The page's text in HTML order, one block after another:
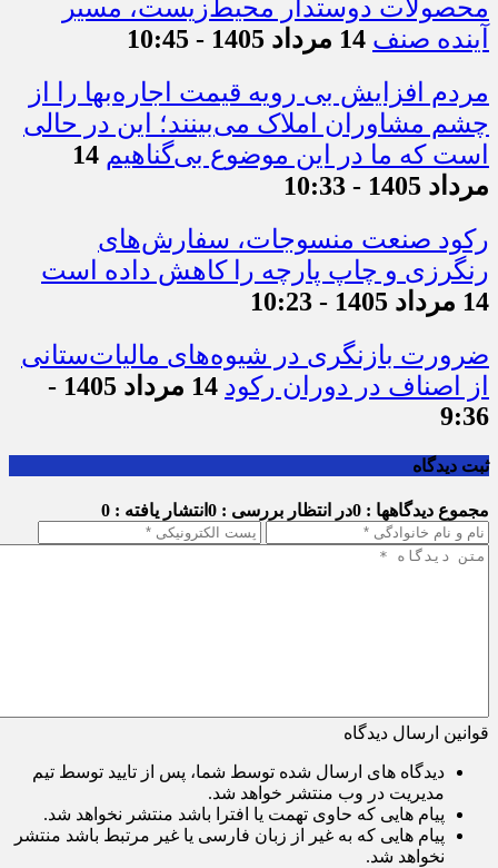
محصولات دوستدار محیط‌زیست، مسیر
آینده صنف 14 مرداد 1405 - 10:45
مردم افزایش بی رویه قیمت اجاره‌بها را از
چشم مشاوران املاک می‌بینند؛ این در حالی
است که ما در این موضوع بی‌گناهیم 14
مرداد 1405 - 10:33
رکود صنعت منسوجات، سفارش‌های
رنگرزی و چاپ پارچه را کاهش داده است
14 مرداد 1405 - 10:23
ضرورت بازنگری در شیوه‌های مالیات‌ستانی
از اصناف در دوران رکود
14 مرداد 1405 -
9:36
ثبت دیدگاه
مجموع دیدگاهها : 0 در انتظار بررسی : 0 انتشار یافته : 0
قوانین ارسال دیدگاه
دیدگاه های ارسال شده توسط شما، پس از تایید توسط تیم
مدیریت در وب منتشر خواهد شد.
پیام هایی که حاوی تهمت یا افترا باشد منتشر نخواهد شد.
پیام هایی که به غیر از زبان فارسی یا غیر مرتبط باشد منتشر
نخواهد شد.